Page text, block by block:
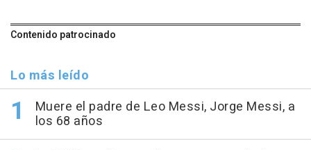
Contenido patrocinado
Lo más leído
Muere el padre de Leo Messi, Jorge Messi, a
los 68 años